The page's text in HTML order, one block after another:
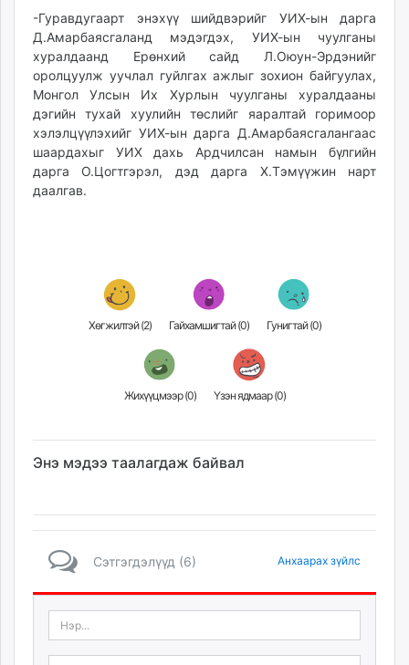
-Гуравдугаарт энэхүү шийдвэрийг УИХ-ын дарга
Д.Амарбаясгаланд мэдэгдэх, УИХ-ын чуулганы
хуралдаанд Ерөнхий сайд Л.Оюун-Эрдэнийг
оролцуулж уучлал гуйлгах ажлыг зохион байгуулах,
Монгол Улсын Их Хурлын чуулганы хуралдааны
дэгийн тухай хуулийн төслийг яаралтай горимоор
хэлэлцүүлэхийг УИХ-ын дарга Д.Амарбаясгалангаас
шаардахыг УИХ дахь Ардчилсан намын бүлгийн
дарга О.Цогтгэрэл, дэд дарга Х.Тэмүүжин нарт
даалгав.
Хөгжилтэй (2) Гайхамшигтай (0) Гунигтай (0)
Жихүүцмээр (0) Үзэн ядмаар (0)
Энэ мэдээ таалагдаж байвал
Сэтгэгдэлүүд (6) Анхаарах зүйлс